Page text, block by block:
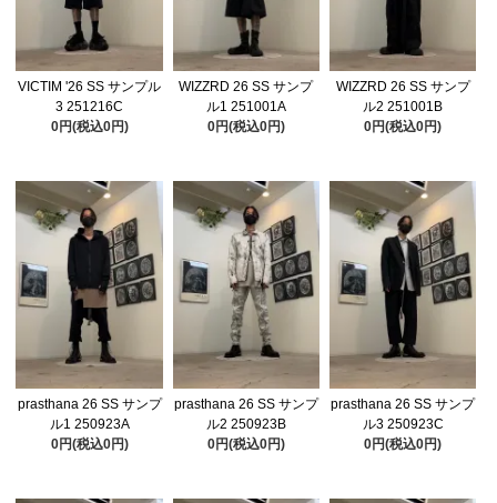
VICTIM '26 SS サンプル
3 251216C
0円(税込0円)
WIZZRD 26 SS サンプ
ル1 251001A
0円(税込0円)
WIZZRD 26 SS サンプ
ル2 251001B
0円(税込0円)
prasthana 26 SS サンプ
ル1 250923A
0円(税込0円)
prasthana 26 SS サンプ
ル2 250923B
0円(税込0円)
prasthana 26 SS サンプ
ル3 250923C
0円(税込0円)